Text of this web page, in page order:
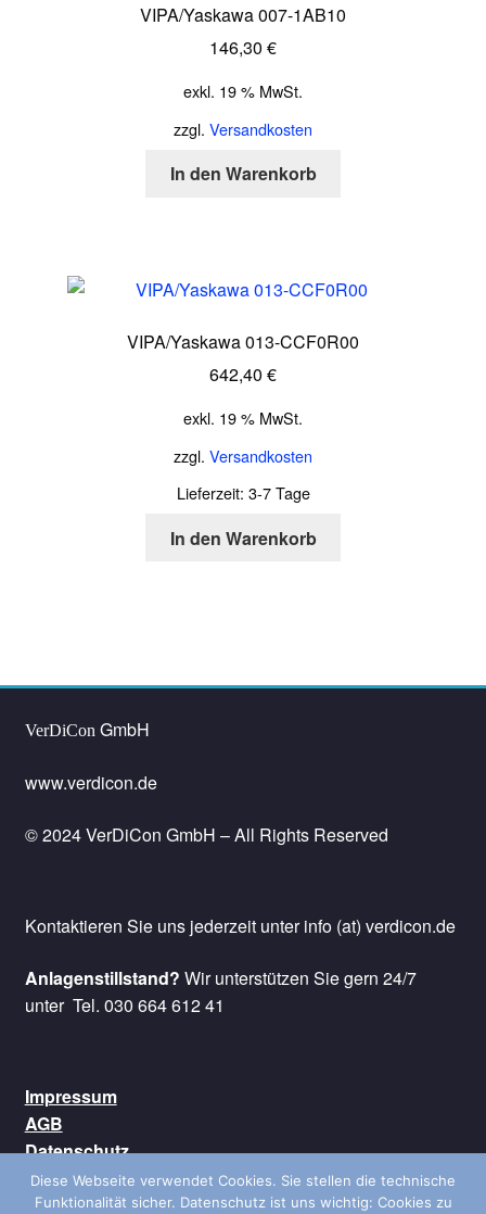
VIPA/Yaskawa 007-1AB10
146,30 €
exkl. 19 % MwSt.
zzgl. Versandkosten
In den Warenkorb
VIPA/Yaskawa 013-CCF0R00
642,40 €
exkl. 19 % MwSt.
zzgl. Versandkosten
Lieferzeit: 3-7 Tage
In den Warenkorb
VerDiConGmbH
www.verdicon.de
© 2024 VerDiCon GmbH – All Rights Reserved
Kontaktieren Sie uns jederzeit unter info (at) verdicon.de
Anlagenstillstand? Wir unterstützen Sie gern 24/7
unter Tel. 030 664 612 41
Impressum
AGB
Datenschutz
Kontakt
Versand
Diese Webseite verwendet Cookies. Sie stellen die technische
Funktionalität sicher. Datenschutz ist uns wichtig: Cookies zu